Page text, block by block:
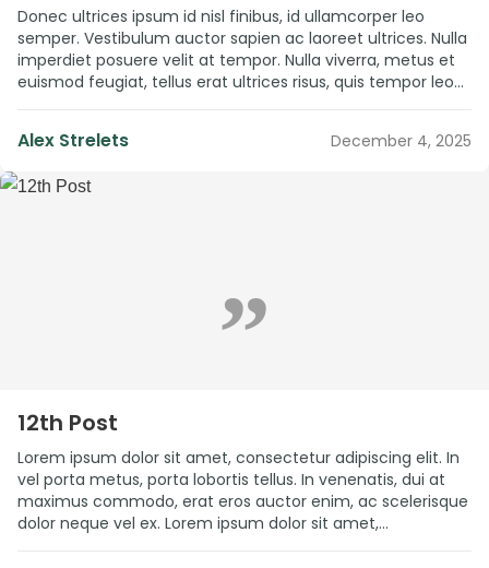
Donec ultrices ipsum id nisl finibus, id ullamcorper leo
semper. Vestibulum auctor sapien ac laoreet ultrices. Nulla
imperdiet posuere velit at tempor. Nulla viverra, metus et
euismod feugiat, tellus erat ultrices risus, quis tempor leo
amet […]
Alex Strelets December 4, 2025
”
12th Post
Lorem ipsum dolor sit amet, consectetur adipiscing elit. In
vel porta metus, porta lobortis tellus. In venenatis, dui at
maximus commodo, erat eros auctor enim, ac scelerisque
dolor neque vel ex. Lorem ipsum dolor sit amet,